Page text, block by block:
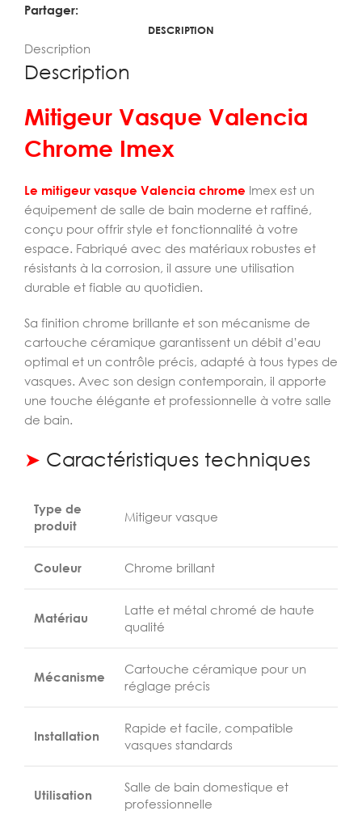
Partager:
DESCRIPTION
Description
Description
Mitigeur Vasque Valencia
Chrome Imex
Le mitigeur vasque Valencia chrome Imex est un
équipement de salle de bain moderne et raffiné,
conçu pour offrir style et fonctionnalité à votre
espace. Fabriqué avec des matériaux robustes et
résistants à la corrosion, il assure une utilisation
durable et fiable au quotidien.
Sa finition chrome brillante et son mécanisme de
cartouche céramique garantissent un débit d’eau
optimal et un contrôle précis, adapté à tous types de
vasques. Avec son design contemporain, il apporte
une touche élégante et professionnelle à votre salle
de bain.
➤ Caractéristiques techniques
Type de
produit
Mitigeur vasque
Couleur Chrome brillant
Matériau
Latte et métal chromé de haute
qualité
Mécanisme
Cartouche céramique pour un
réglage précis
Installation
Rapide et facile, compatible
vasques standards
Utilisation
Salle de bain domestique et
professionnelle